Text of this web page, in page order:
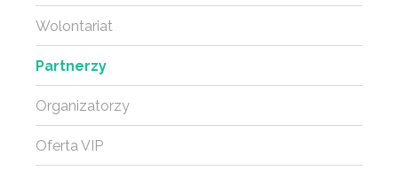
Wolontariat
Partnerzy
Organizatorzy
Oferta VIP